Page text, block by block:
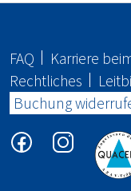
FAQ Karriere
Rechtliches
Buchung